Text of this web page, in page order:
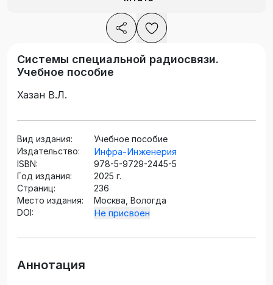
Системы специальной радиосвязи.
Учебное пособие
Хазан В.Л.
Вид издания:
Учебное пособие
Издательство:
Инфра-Инженерия
ISBN:
978-5-9729-2445-5
Год издания:
2025 г.
Страниц:
236
Место издания:
Москва, Вологда
DOI:
Не присвоен
Аннотация